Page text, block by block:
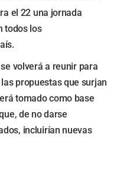
el 22 una jornada
todos los
volverá a reunir para
propuestas que surjan
tomado como base
de no darse
incluirían nuevas